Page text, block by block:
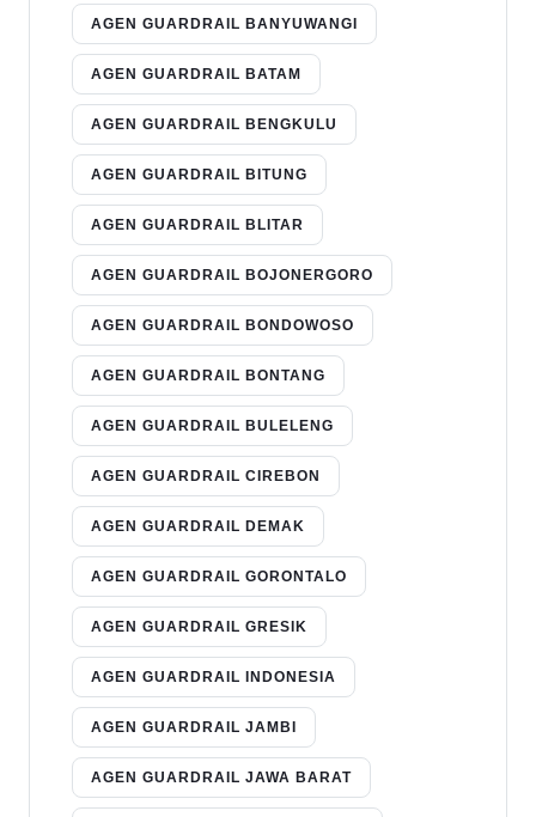
AGEN GUARDRAIL BANYUWANGI
AGEN GUARDRAIL BATAM
AGEN GUARDRAIL BENGKULU
AGEN GUARDRAIL BITUNG
AGEN GUARDRAIL BLITAR
AGEN GUARDRAIL BOJONERGORO
AGEN GUARDRAIL BONDOWOSO
AGEN GUARDRAIL BONTANG
AGEN GUARDRAIL BULELENG
AGEN GUARDRAIL CIREBON
AGEN GUARDRAIL DEMAK
AGEN GUARDRAIL GORONTALO
AGEN GUARDRAIL GRESIK
AGEN GUARDRAIL INDONESIA
AGEN GUARDRAIL JAMBI
AGEN GUARDRAIL JAWA BARAT